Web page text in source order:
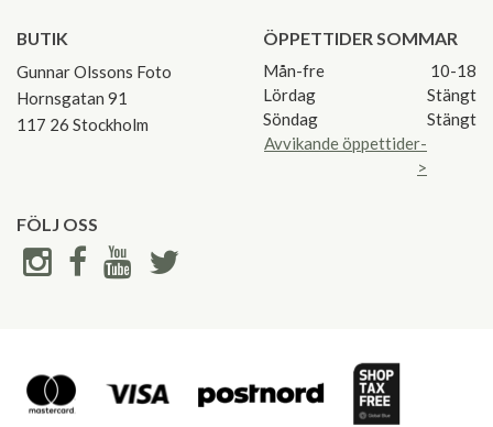
BUTIK
Gunnar Olssons Foto
Hornsgatan 91
117 26 Stockholm
ÖPPETTIDER SOMMAR
Mån-fre
10-18
Lördag
Stängt
Söndag
Stängt
Avvikande öppettider-
>
FÖLJ OSS